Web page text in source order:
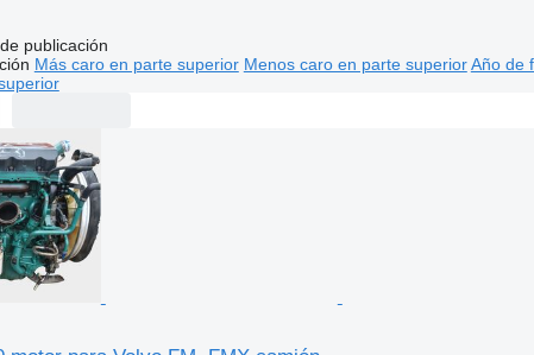
publicación
Más caro en parte superior Menos caro en parte superior Año de